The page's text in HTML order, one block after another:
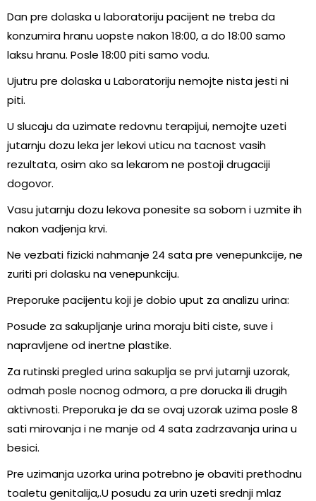
Dan pre dolaska u laboratoriju pacijent ne treba da
konzumira hranu uopste nakon 18:00, a do 18:00 samo
laksu hranu. Posle 18:00 piti samo vodu.
Ujutru pre dolaska u Laboratoriju nemojte nista jesti ni
piti.
U slucaju da uzimate redovnu terapijui, nemojte uzeti
jutarnju dozu leka jer lekovi uticu na tacnost vasih
rezultata, osim ako sa lekarom ne postoji drugaciji
dogovor.
Vasu jutarnju dozu lekova ponesite sa sobom i uzmite ih
nakon vadjenja krvi.
Ne vezbati fizicki nahmanje 24 sata pre venepunkcije, ne
zuriti pri dolasku na venepunkciju.
Preporuke pacijentu koji je dobio uput za analizu urina:
Posude za sakupljanje urina moraju biti ciste, suve i
napravljene od inertne plastike.
Za rutinski pregled urina sakuplja se prvi jutarnji uzorak,
odmah posle nocnog odmora, a pre dorucka ili drugih
aktivnosti. Preporuka je da se ovaj uzorak uzima posle 8
sati mirovanja i ne manje od 4 sata zadrzavanja urina u
besici.
Pre uzimanja uzorka urina potrebno je obaviti prethodnu
toaletu genitalija,.U posudu za urin uzeti srednji mlaz